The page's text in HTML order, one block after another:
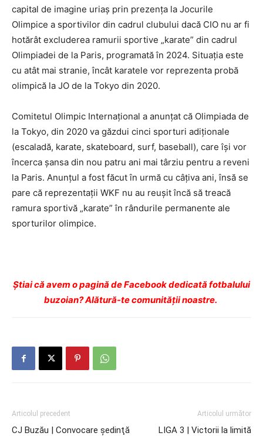
capital de imagine uriaș prin prezența la Jocurile
Olimpice a sportivilor din cadrul clubului dacă CIO nu ar fi
hotărât excluderea ramurii sportive „karate” din cadrul
Olimpiadei de la Paris, programată în 2024. Situația este
cu atât mai stranie, încât karatele vor reprezenta probă
olimpică la JO de la Tokyo din 2020.
Comitetul Olimpic Internațional a anunțat că Olimpiada de
la Tokyo, din 2020 va găzdui cinci sporturi adiţionale
(escaladă, karate, skateboard, surf, baseball), care îşi vor
încerca şansa din nou patru ani mai târziu pentru a reveni
la Paris. Anunțul a fost făcut în urmă cu câțiva ani, însă se
pare că reprezentații WKF nu au reușit încă să treacă
ramura sportivă „karate” în rândurile permanente ale
sporturilor olimpice.
Ştiai că avem o pagină de Facebook dedicată fotbalului
buzoian? Alătură-te comunității noastre.
Articolul precedent
CJ Buzău | Convocare şedinţă
Articolul următor
LIGA 3 | Victorii la limită